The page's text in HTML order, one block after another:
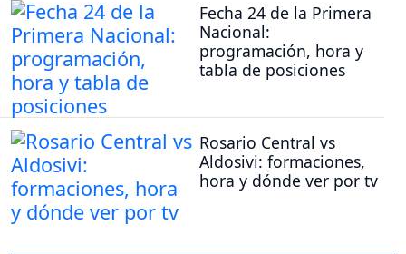
Fecha 24 de la Primera
Nacional:
programación, hora y
tabla de posiciones
Rosario Central vs
Aldosivi: formaciones,
hora y dónde ver por tv